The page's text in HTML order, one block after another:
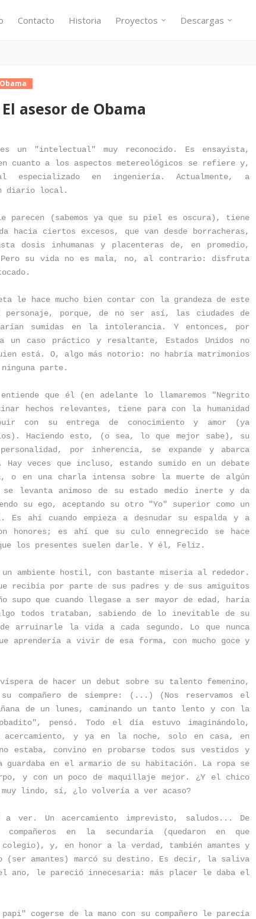
Contacto Historia Proyectos Descargas
asesor de Obama
un "intelectual" muy reconocido. Es ensayista,
cuanto a los aspectos metereológicos se refiere y,
especializado en ingeniería. Actualmente, a
diario local.
parecen (sabemos ya que su piel es oscura), tiene
hacia ciertos excesos, que van desde borracheras,
dosis inhumanas y placenteras de, en promedio,
Pero su vida no es mala, no, al contrario: disfruta
le hace mucho bien contar con la grandeza de este
porque, de no ser así, las ciudades de
sumidas en la intolerancia. Y entonces, por
un caso práctico y resaltante, Estados Unidos no
está. O, algo más notorio: no habría matrimonios
ninguna parte.
que él (en adelante lo llamaremos "Negrito
hechos relevantes, tiene para con la humanidad
con su entrega de conocimiento y amor (ya
Haciendo esto, (o sea, lo que mejor sabe), su
por inherencia, se expande y abarca
veces que incluso, estando sumido en un debate
en una charla intensa sobre la muerte de algún
levanta animoso de su estado medio inerte y da
su ego, aceptando su otro "Yo" superior como un
ahí cuando empieza a desnudar su espalda y a
es ahí que su culo ennegrecido se hace
los presentes suelen darle. Y él, Feliz.
ambiente hostil, con bastante miseria al rededor.
recibía por parte de sus padres y de sus amiguitos
supo que cuando llegase a ser mayor de edad, haría
todos trataban, sabiendo de lo inevitable de su
arruinarle la vida a cada segundo. Lo que nunca
aprendería a vivir de esa forma, con mucho goce y
de hacer un debut sobre su talento femenino,
compañero de siempre: (...) (Nos reservamos el
de un lunes, caminando un tanto lento y con la
pensó. Todo el día estuvo imaginándolo,
acercamiento, y ya en la noche, solo en casa, en
estaba, convino en probarse todos sus vestidos y
guardaba en el armario de su habitación. La ropa se
y con un poco de maquillaje mejor. ¿Y el chico
muy lindo, sí, ¿lo volvería a ver acaso?
ver. Un acercamiento imprevisto, saludos... De
en la secundaria (quedaron en que
y, en honor a la verdad, también amantes y
(ser amantes) marcó su destino. Es decir, la saliva
ano, le pareció innecesaria: más placer le daba el
cogerse de la mano con su compañero le parecía